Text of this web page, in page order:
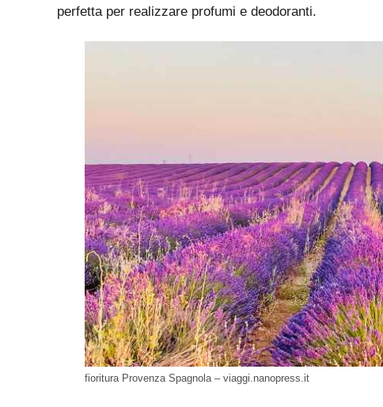
perfetta per realizzare profumi e deodoranti.
fioritura Provenza Spagnola – viaggi.nanopress.it